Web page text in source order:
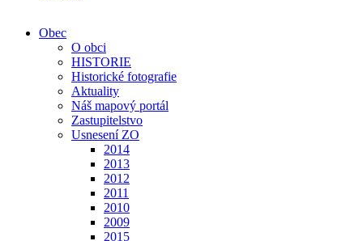
Obec
O obci
HISTORIE
Historické fotografie
Aktuality
Náš mapový portál
Zastupitelstvo
Usnesení ZO
2014
2013
2012
2011
2010
2009
2015